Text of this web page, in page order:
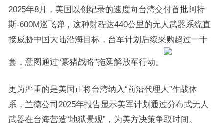
2025年8月，美国以创纪录的速度向台湾交付首批阿特
斯-600M巡飞弹，这种射程达440公里的无人武器系统直
接威胁中国大陆沿海目标，台军计划后续采购超过一千
套，意图通过“豪猪战略”拖延解放军行动。
更为严重的是美国正将台湾纳入“前沿代理人”作战体
系，兰德公司2025年报告显示美军计划通过分布式无人
武器在台海营造“地狱景观”，为美方决策争取时间。